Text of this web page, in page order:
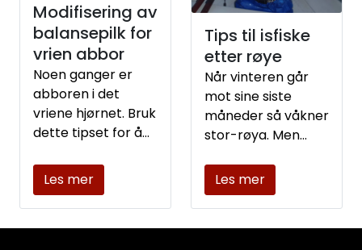
Modifisering av
balansepilk for
vrien abbor
Noen ganger er
abboren i det
vriene hjørnet. Bruk
dette tipset for å
kroken..
Les mer
Tips til isfiske
etter røye
Når vinteren går
mot sine siste
måneder så våkner
stor-røya. Men
så er det visse ting
du burde tenke på.
Les mer